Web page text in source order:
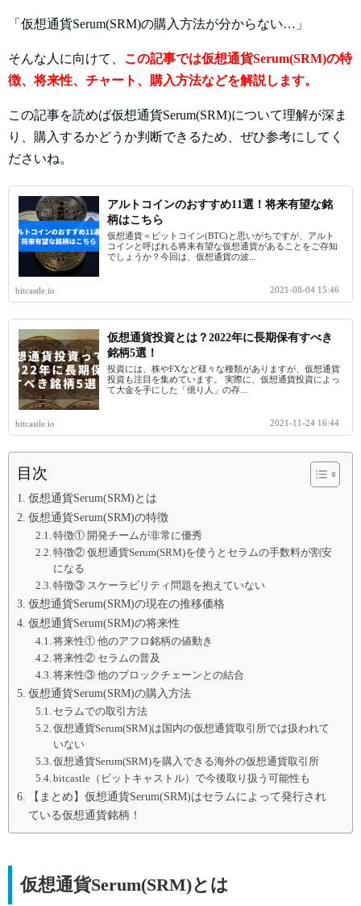
「仮想通貨Serum(SRM)の購入方法が分からない…」
そんな人に向けて、 この記事では仮想通貨Serum(SRM)の特
徴、将来性、チャート、購入方法などを解説します。
この記事を読めば仮想通貨Serum(SRM)について理解が深ま
り、購入するかどうか判断できるため、ぜひ参考にしてく
ださいね。
アルトコインのおすすめ11選！将来有望な銘
柄はこちら
仮想通貨＝ビットコイン(BTC)と思いがちですが、アルト
コインと呼ばれる将来有望な仮想通貨があることをご存知
でしょうか？今回は、仮想通貨の波...
bitcastle.io 2021-08-04 15:46
仮想通貨投資とは？2022年に長期保有すべき
銘柄5選！
投資には、株やFXなど様々な種類がありますが、仮想通貨
投資も注目を集めています。 実際に、仮想通貨投資によっ
て大金を手にした「億り人」の存...
bitcastle.io 2021-11-24 16:44
目次
仮想通貨Serum(SRM)とは
仮想通貨Serum(SRM)の特徴
特徴① 開発チームが非常に優秀
特徴② 仮想通貨Serum(SRM)を使うとセラムの手数料が割安
になる
特徴③ スケーラビリティ問題を抱えていない
仮想通貨Serum(SRM)の現在の推移価格
仮想通貨Serum(SRM)の将来性
将来性① 他のアフロ銘柄の値動き
将来性② セラムの普及
将来性③ 他のブロックチェーンとの結合
仮想通貨Serum(SRM)の購入方法
セラムでの取引方法
仮想通貨Serum(SRM)は国内の仮想通貨取引所では扱われて
いない
仮想通貨Serum(SRM)を購入できる海外の仮想通貨取引所
bitcastle（ビットキャストル）で今後取り扱う可能性も
【まとめ】仮想通貨Serum(SRM)はセラムによって発行され
ている仮想通貨銘柄！
仮想通貨Serum(SRM)とは